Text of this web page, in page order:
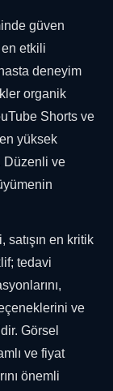
güven
etkili
deneyim
organik
Shorts ve
yüksek
Düzenli ve
satışın en kritik
tedavi
ve
Görsel
ve fiyat
önemli